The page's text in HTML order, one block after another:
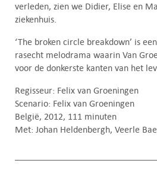
verleden, zien we Didier, Elise en
ziekenhuis.
‘The broken circle breakdown’ is
rasecht melodrama waarin Van
voor de donkerste kanten van het
Regisseur: Felix van Groeningen
Scenario: Felix van Groeningen
België, 2012, 111 minuten
Met: Johan Heldenbergh, Veerle